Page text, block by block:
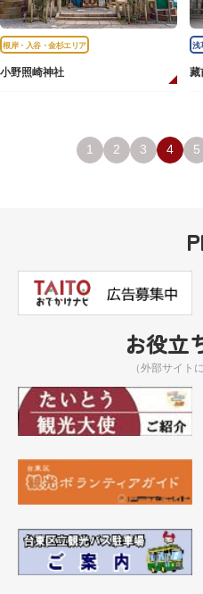
根岸・入谷・金杉エリア
小野照崎神社
浅
藏
1 2 3 4 5
お役立
（外部サイト